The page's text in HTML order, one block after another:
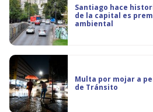
Santiago hace
de la capital es
ambiental
Multa por mojar a
de Tránsito